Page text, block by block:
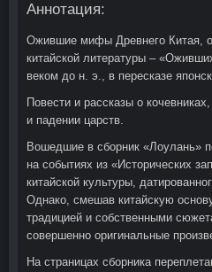
Аннотация:
Ожившие мифы Древнего Китая,
китайской литературы –
веком до н. э., в пересказе
Повести и рассказы о
и падении царств.
Вошедшие в сборник «Лоулань»
на событиях из «Исторических
китайской культуры,
Однако, смешав китайскую
традицией и собственными
совершенно оригинальные
На страницах сборника